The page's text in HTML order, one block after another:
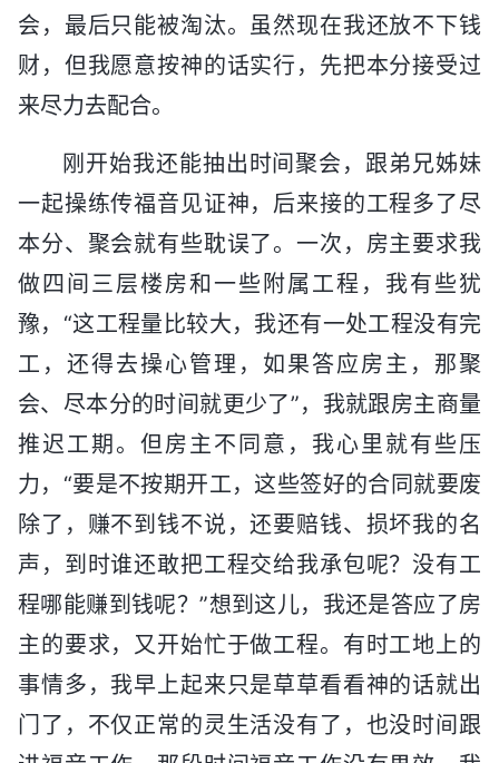
会，最后只能被淘汰。虽然现在我还放不下钱
财，但我愿意按神的话实行，先把本分接受过
来尽力去配合。
刚开始我还能抽出时间聚会，跟弟兄姊妹
一起操练传福音见证神，后来接的工程多了尽
本分、聚会就有些耽误了。一次，房主要求我
做四间三层楼房和一些附属工程，我有些犹
豫，“这工程量比较大，我还有一处工程没有完
工，还得去操心管理，如果答应房主，那聚
会、尽本分的时间就更少了”，我就跟房主商量
推迟工期。但房主不同意，我心里就有些压
力，“要是不按期开工，这些签好的合同就要废
除了，赚不到钱不说，还要赔钱、损坏我的名
声，到时谁还敢把工程交给我承包呢？没有工
程哪能赚到钱呢？”想到这儿，我还是答应了房
主的要求，又开始忙于做工程。有时工地上的
事情多，我早上起来只是草草看看神的话就出
门了，不仅正常的灵生活没有了，也没时间跟